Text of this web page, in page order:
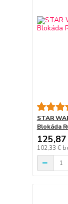
STAR
Blokáda
102,33 €